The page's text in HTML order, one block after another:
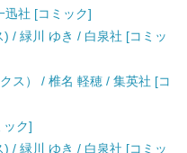
迅社 [コミック]
/ 緑川 ゆき / 白泉社 [コミッ
ス） / 椎名 軽穂 / 集英社 [コ
ック]
/ 緑川 ゆき / 白泉社 [コミッ